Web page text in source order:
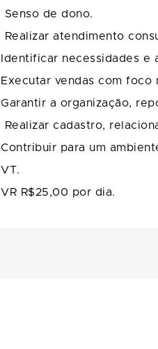
Senso de dono.
Realizar atendimento
Identificar necessidades e
Executar vendas com foco
Garantir a organização,
Realizar cadastro,
Contribuir para um
VT.
VR R$25,00 por dia.